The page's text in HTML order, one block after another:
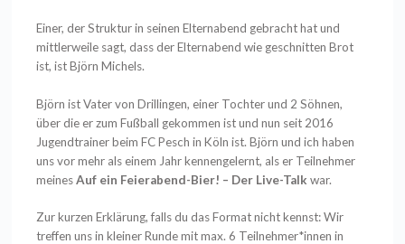
Einer, der Struktur in seinen Elternabend gebracht hat und
mittlerweile sagt, dass der Elternabend wie geschnitten Brot
ist, ist Björn Michels.
Björn ist Vater von Drillingen, einer Tochter und 2 Söhnen,
über die er zum Fußball gekommen ist und nun seit 2016
Jugendtrainer beim FC Pesch in Köln ist. Björn und ich haben
uns vor mehr als einem Jahr kennengelernt, als er Teilnehmer
meinesAuf ein Feierabend-Bier! – Der Live-Talk war.
Zur kurzen Erklärung, falls du das Format nicht kennst: Wir
treffen uns in kleiner Runde mit max. 6 Teilnehmer*innen in